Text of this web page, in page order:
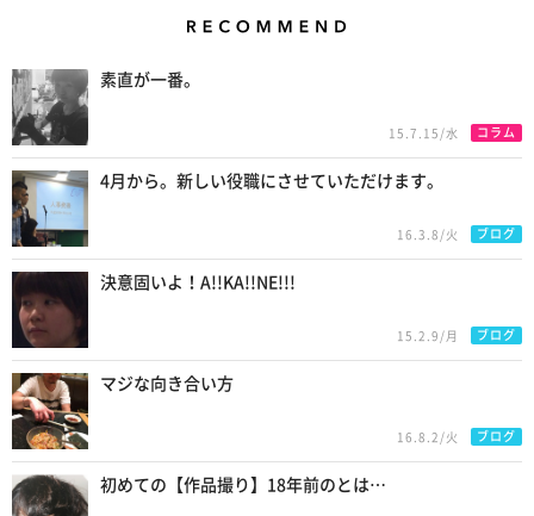
素直が一番。
15.7.15/水 コラム
4月から。新しい役職にさせていただけます。
16.3.8/火 ブログ
決意固いよ！A!!KA!!NE!!!
15.2.9/月 ブログ
マジな向き合い方
16.8.2/火 ブログ
初めての【作品撮り】18年前のとは…